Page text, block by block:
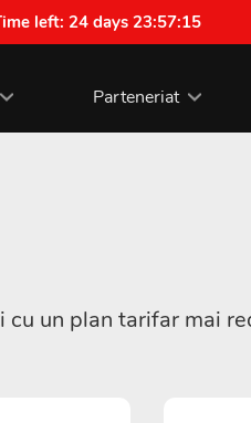
left: 24 days 23:57:14
Parteneriat
un plan tarifar mai